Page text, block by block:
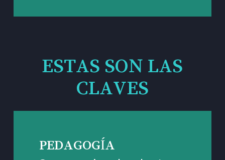
ESTAS SON LAS
CLAVES
PEDAGOGÍA